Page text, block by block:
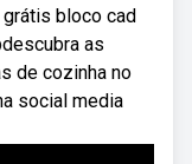
bloco cad
as
de cozinha no
social media